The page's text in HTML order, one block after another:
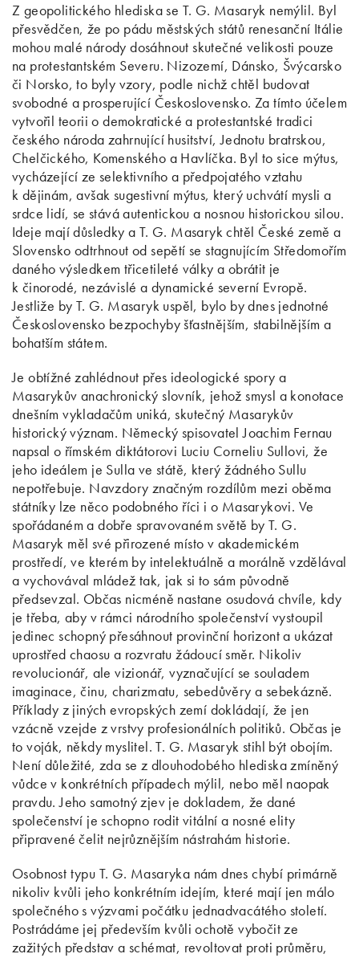
Z geopolitického hlediska se T. G. Masaryk nemýlil. Byl
přesvědčen, že po pádu městských států renesanční Itálie
mohou malé národy dosáhnout skutečné velikosti pouze
na protestantském Severu. Nizozemí, Dánsko, Švýcarsko
či Norsko, to byly vzory, podle nichž chtěl budovat
svobodné a prosperující Československo. Za tímto účelem
vytvořil teorii o demokratické a protestantské tradici
českého národa zahrnující husitství, Jednotu bratrskou,
Chelčického, Komenského a Havlíčka. Byl to sice mýtus,
vycházející ze selektivního a předpojatého vztahu
k dějinám, avšak sugestivní mýtus, který uchvátí mysli a
srdce lidí, se stává autentickou a nosnou historickou silou.
Ideje mají důsledky a T. G. Masaryk chtěl České země a
Slovensko odtrhnout od sepětí se stagnujícím Středomořím
daného výsledkem třicetileté války a obrátit je
k činorodé, nezávislé a dynamické severní Evropě.
Jestliže by T. G. Masaryk uspěl, bylo by dnes jednotné
Československo bezpochyby šťastnějším, stabilnějším a
bohatším státem.
Je obtížné zahlédnout přes ideologické spory a
Masarykův anachronický slovník, jehož smysl a konotace
dnešním vykladačům uniká, skutečný Masarykův
historický význam. Německý spisovatel Joachim Fernau
napsal o římském diktátorovi Luciu Corneliu Sullovi, že
jeho ideálem je Sulla ve státě, který žádného Sullu
nepotřebuje. Navzdory značným rozdílům mezi oběma
státníky lze něco podobného říci i o Masarykovi. Ve
spořádaném a dobře spravovaném světě by T. G.
Masaryk měl své přirozené místo v akademickém
prostředí, ve kterém by intelektuálně a morálně vzdělával
a vychovával mládež tak, jak si to sám původně
předsevzal. Občas nicméně nastane osudová chvíle, kdy
je třeba, aby v rámci národního společenství vystoupil
jedinec schopný přesáhnout provinční horizont a ukázat
uprostřed chaosu a rozvratu žádoucí směr. Nikoliv
revolucionář, ale vizionář, vyznačující se souladem
imaginace, činu, charizmatu, sebedůvěry a sebekázně.
Příklady z jiných evropských zemí dokládají, že jen
vzácně vzejde z vrstvy profesionálních politiků. Občas je
to voják, někdy myslitel. T. G. Masaryk stihl být obojím.
Není důležité, zda se z dlouhodobého hlediska zmíněný
vůdce v konkrétních případech mýlil, nebo měl naopak
pravdu. Jeho samotný zjev je dokladem, že dané
společenství je schopno rodit vitální a nosné elity
připravené čelit nejrůznějším nástrahám historie.
Osobnost typu T. G. Masaryka nám dnes chybí primárně
nikoliv kvůli jeho konkrétním idejím, které mají jen málo
společného s výzvami počátku jednadvacátého století.
Postrádáme jej především kvůli ochotě vybočit ze
zažitých představ a schémat, revoltovat proti průměru,